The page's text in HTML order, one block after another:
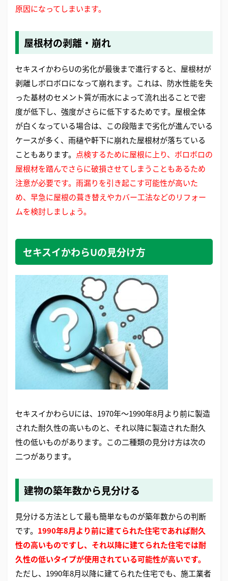
原因になってしまいます。
屋根材の剥離・崩れ
セキスイかわらUの劣化が最後まで進行すると、屋根材が
剥離しボロボロになって崩れます。これは、防水性能を失
った基材のセメント質が雨水によって流れ出ることで密
度が低下し、強度がさらに低下するためです。屋根全体
が白くなっている場合は、この段階まで劣化が進んでいる
ケースが多く、雨樋や軒下に崩れた屋根材が落ちている
こともあります。 点検するために屋根に上り、ボロボロの
屋根材を踏んでさらに破損させてしまうこともあるため
注意が必要です。雨漏りを引き起こす可能性が高いた
め、早急に屋根の葺き替えやカバー工法などのリフォー
ムを検討しましょう。
セキスイかわらUの見分け方
セキスイかわらUには、1970年〜1990年8月より前に製造
された耐久性の高いものと、それ以降に製造された耐久
性の低いものがあります。この二種類の見分け方は次の
二つがあります。
建物の築年数から見分ける
見分ける方法として最も簡単なものが築年数からの判断
です。 1990年8月より前に建てられた住宅であれば耐久
性の高いものですし、それ以降に建てられた住宅では耐
久性の低いタイプが使用されている可能性が高いです。
ただし、1990年8月以降に建てられた住宅でも、施工業者